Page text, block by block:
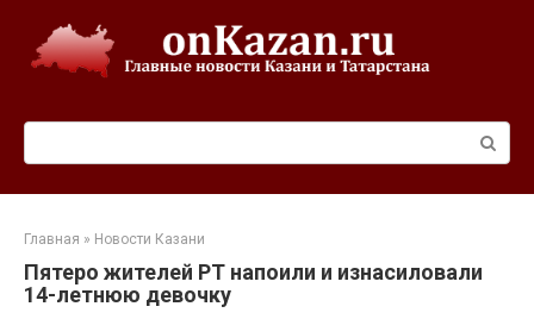
контенту
Главная » Новости Казани
Пятеро жителей РТ напоили и изнасиловали
14-летнюю девочку